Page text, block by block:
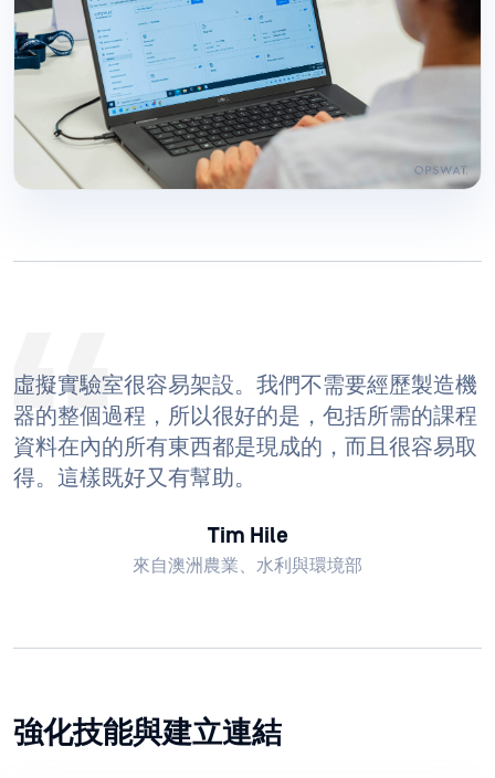
虛擬實驗室很容易架設。我們不需要經歷製造機
器的整個過程，所以很好的是，包括所需的課程
資料在內的所有東西都是現成的，而且很容易取
得。這樣既好又有幫助。
Tim Hile
來自澳洲農業、水利與環境部
強化技能與建立連結